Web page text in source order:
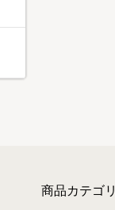
商品カテゴリ